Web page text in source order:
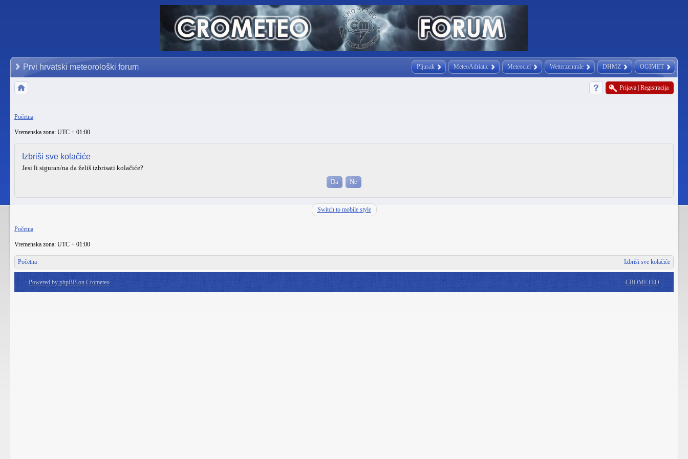
Pljusak MeteoAdriatic Meteociel Wetterzentrale DHMZ OGIMET
Prvi hrvatski meteorološki forum
Prijava Registracija
Početna
Vremenska zona: UTC + 01:00
Izbriši sve kolačiće
Jesi li siguran/na da želiš izbrisati kolačiće?
Switch to mobile style
Početna
Vremenska zona: UTC + 01:00
Početna Izbriši sve kolačiće
Powered by phpBB on Crometeo CROMETEO